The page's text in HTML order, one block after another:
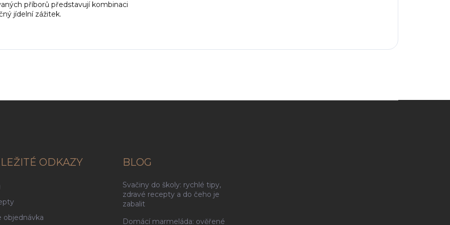
příborů představují kombinaci
jídelní zážitek.
ODKAZY
objednávka
BLOG
Svačiny do školy: rychlé tipy,
zdravé recepty a do čeho je
zabalit
Domácí marmeláda: ověřené